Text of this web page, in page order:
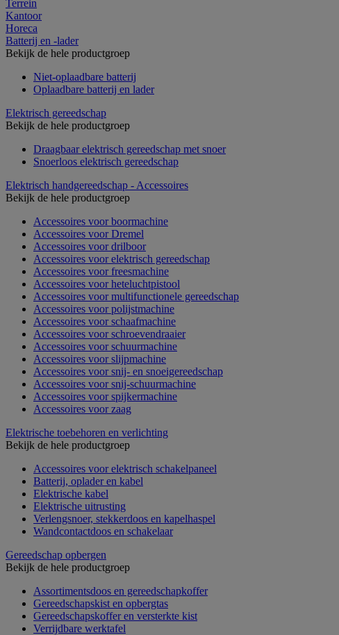
Terrein
Kantoor
Horeca
Batterij en -lader
Bekijk de hele productgroep
Niet-oplaadbare batterij
Oplaadbare batterij en lader
Elektrisch gereedschap
Bekijk de hele productgroep
Draagbaar elektrisch gereedschap met snoer
Snoerloos elektrisch gereedschap
Elektrisch handgereedschap - Accessoires
Bekijk de hele productgroep
Accessoires voor boormachine
Accessoires voor Dremel
Accessoires voor drilboor
Accessoires voor elektrisch gereedschap
Accessoires voor freesmachine
Accessoires voor heteluchtpistool
Accessoires voor multifunctionele gereedschap
Accessoires voor polijstmachine
Accessoires voor schaafmachine
Accessoires voor schroevendraaier
Accessoires voor schuurmachine
Accessoires voor slijpmachine
Accessoires voor snij- en snoeigereedschap
Accessoires voor snij-schuurmachine
Accessoires voor spijkermachine
Accessoires voor zaag
Elektrische toebehoren en verlichting
Bekijk de hele productgroep
Accessoires voor elektrisch schakelpaneel
Batterij, oplader en kabel
Elektrische kabel
Elektrische uitrusting
Verlengsnoer, stekkerdoos en kapelhaspel
Wandcontactdoos en schakelaar
Gereedschap opbergen
Bekijk de hele productgroep
Assortimentsdoos en gereedschapkoffer
Gereedschapskist en opbergtas
Gereedschapskoffer en versterkte kist
Verrijdbare werktafel